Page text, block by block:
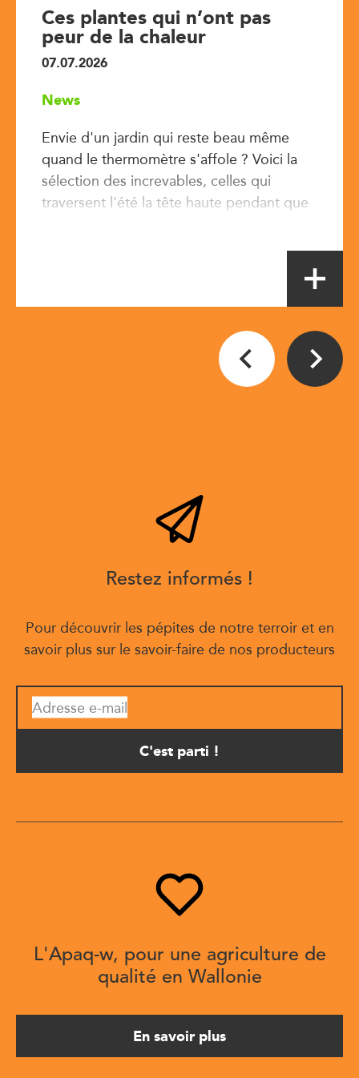
Ces plantes qui n’ont pas
peur de la chaleur
07.07.2026
News
Envie d'un jardin qui reste beau même
quand le thermomètre s'affole ? Voici la
sélection des increvables, celles qui
traversent l'été la tête haute pendant que
Restez informés !
Pour découvrir les pépites de notre terroir et en
savoir plus sur le savoir-faire de nos producteurs
Adresse e-mail
L'Apaq-w, pour une agriculture de
qualité en Wallonie
En savoir plus